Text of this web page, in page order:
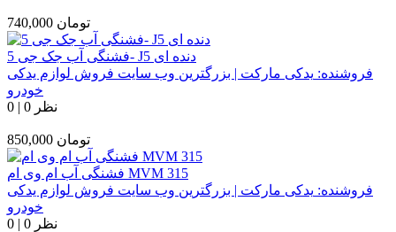
740,000 تومان
فشنگی آب جک جی 5- J5 دنده ای
فروشنده: یدکی مارکت | بزرگترین وب سایت فروش لوازم یدکی
خودرو
0 | 0 نظر
850,000 تومان
فشنگی آب ام وی ام MVM 315
فروشنده: یدکی مارکت | بزرگترین وب سایت فروش لوازم یدکی
خودرو
0 | 0 نظر